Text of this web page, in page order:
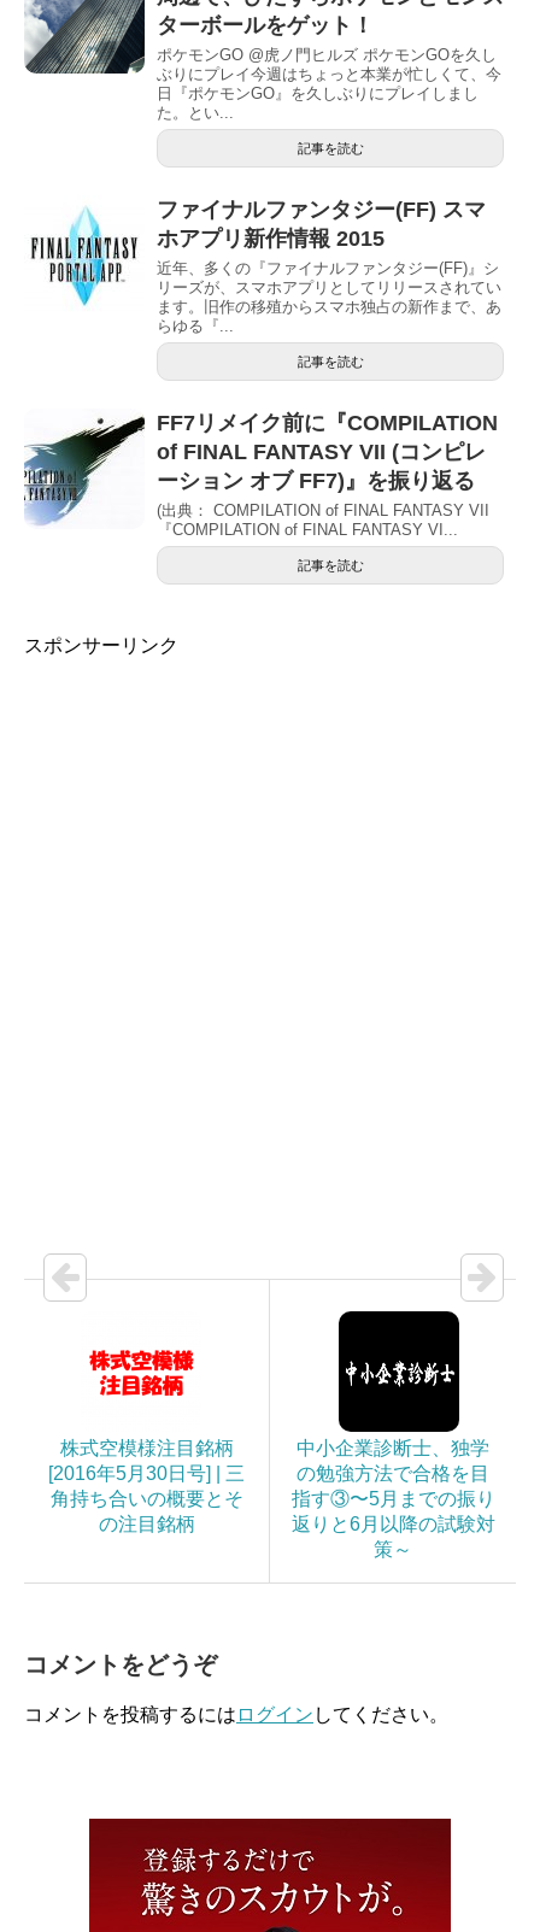
ターボールをゲット！
ポケモンGO @虎ノ門ヒルズ ポケモンGOを久し
ぶりにプレイ今週はちょっと本業が忙しくて、今
日『ポケモンGO』を久しぶりにプレイしまし
た。とい...
記事を読む
ファイナルファンタジー(FF) スマ
ホアプリ新作情報 2015
近年、多くの『ファイナルファンタジー(FF)』シ
リーズが、スマホアプリとしてリリースされてい
ます。旧作の移殖からスマホ独占の新作まで、あ
らゆる『...
記事を読む
FF7リメイク前に『COMPILATION
of FINAL FANTASY VII (コンピレ
ーション オブ FF7)』を振り返る
(出典： COMPILATION of FINAL FANTASY VII
『COMPILATION of FINAL FANTASY VI...
記事を読む
スポンサーリンク
株式空模様注目銘柄
[2016年5月30日号] | 三
角持ち合いの概要とそ
の注目銘柄
中小企業診断士、独学
の勉強方法で合格を目
指す③〜5月までの振り
返りと6月以降の試験対
策～
コメントをどうぞ
コメントを投稿するには ログイン してください。